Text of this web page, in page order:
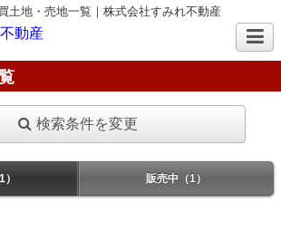
土地・売地一覧｜株式会社すみれ不動産
検索条件を変更
販売中（1）